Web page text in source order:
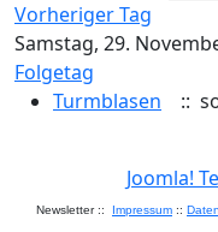
Vorheriger Tag
Samstag, 29.
Folgetag
Turmblasen
::
Joomla!
Newsletter :: Impressum ::